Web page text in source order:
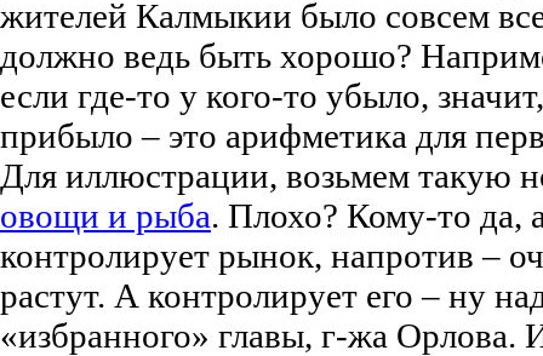
жителей Калмыкии было совсем
должно ведь быть хорошо?
если где-то у кого-то убыло,
прибыло – это арифметика для
Для иллюстрации, возьмем такую
овощи и рыба. Плохо? Кому-то да,
контролирует рынок, напротив –
растут. А контролирует его – ну
«избранного» главы, г-жа Орлова.